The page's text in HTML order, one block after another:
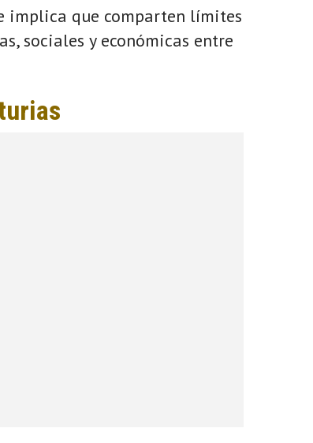
implica que comparten límites
sociales y económicas entre